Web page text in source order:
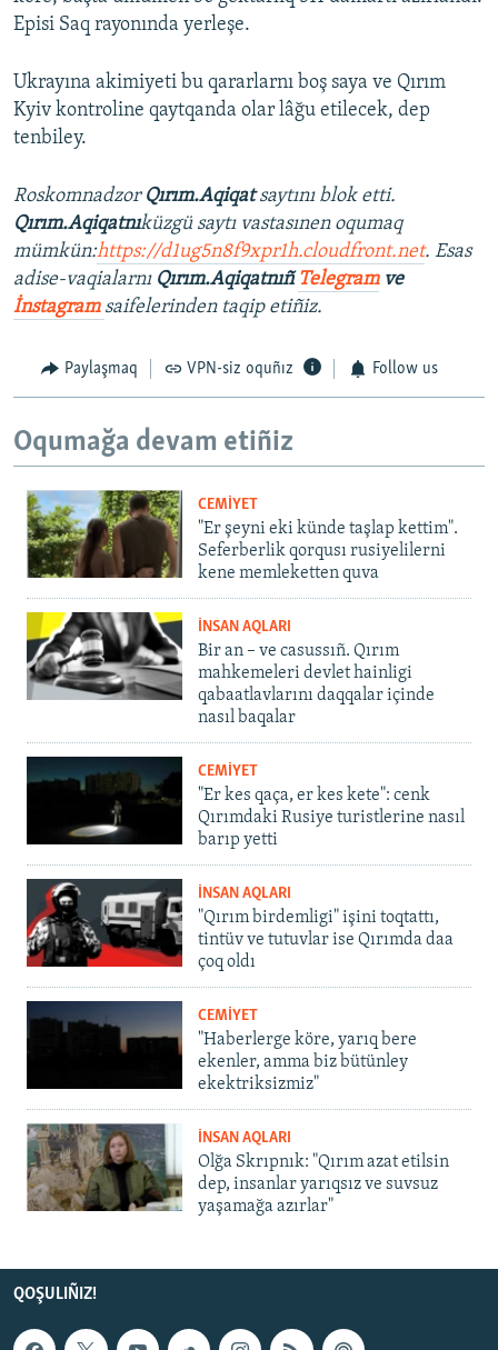
Episi Saq rayonında yerleşe.
Ukrayına akimiyeti bu qararlarnı boş saya ve Qırım
Kyiv kontroline qaytqanda olar lâğu etilecek, dep
tenbiley.
Roskomnadzor Qırım.Aqiqatsaytını blok etti.
Qırım.Aqiqatnıküzgü saytı vastasınen oqumaq
mümkün:https://d1ug5n8f9xpr1h.cloudfront.net. Esas
adise-vaqialarnı Qırım.Aqiqatnıñ Telegramve
İnstagram saifelerinden taqip etiñiz.
Paylaşmaq VPN-siz oquñız Follow us
Oqumağa devam etiñiz
CEMİYET
"Er şeyni eki künde taşlap kettim".
Seferberlik qorqusı rusiyelilerni
kene memleketten quva
İNSAN AQLARI
Bir an – ve casussıñ. Qırım
mahkemeleri devlet hainligi
qabaatlavlarını daqqalar içinde
nasıl baqalar
CEMİYET
"Er kes qaça, er kes kete": cenk
Qırımdaki Rusiye turistlerine nasıl
barıp yetti
İNSAN AQLARI
"Qırım birdemligi" işini toqtattı,
tintüv ve tutuvlar ise Qırımda daa
çoq oldı
CEMİYET
"Haberlerge köre, yarıq bere
ekenler, amma biz bütünley
ekektriksizmiz"
İNSAN AQLARI
Olğa Skrıpnık: "Qırım azat etilsin
dep, insanlar yarıqsız ve suvsuz
yaşamağa azırlar"
QOŞULIÑIZ!